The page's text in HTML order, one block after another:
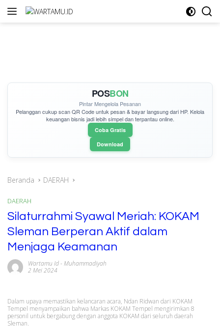
Langsung
POSBON
Pintar Mengelola Pesanan
Pelanggan cukupscan QR Codeuntuk pesan & bayar langsung dari HP. Kelola
keuangan bisnis jadi lebih simpel dan terpantau online.
Coba Gratis
Download
Beranda DAERAH
DAERAH
Silaturrahmi Syawal Meriah: KOKAM
Sleman Berperan Aktif dalam
Menjaga Keamanan
Wartamu Id- Muhammadiyah
2 Mei 2024
Dalam upaya memastikan kelancaran acara, Ndan Ridwan dari KOKAM
Tempel menyampaikan bahwa Markas KOKAM Tempel mengirimkan 8
personil untuk bergabung dengan anggota KOKAM dari seluruh daerah
Sleman.